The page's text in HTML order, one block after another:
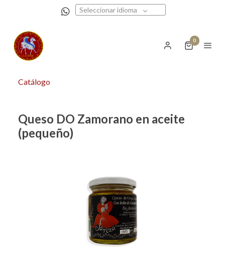
Seleccionar idioma
0
Catálogo
Queso DO Zamorano en aceite
(pequeño)